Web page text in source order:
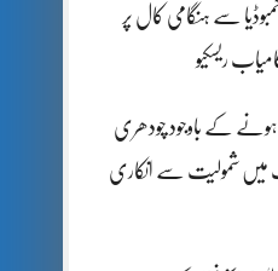
کمبوڈیا سے ہنگامی کال پر
کے باوجود چودھری
میں شمولیت سے انکاری